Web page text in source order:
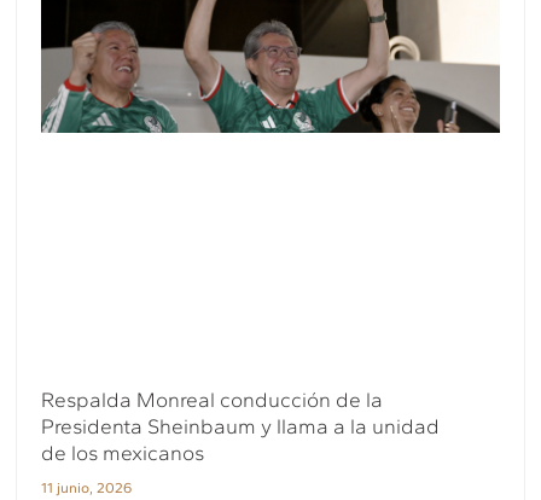
Respalda Monreal conducción de la
Presidenta Sheinbaum y llama a la unidad
de los mexicanos
11 junio, 2026